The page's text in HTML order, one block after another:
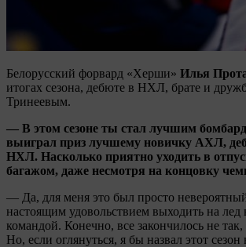
Белорусский форвард «Херши» Илья
итогах сезона, дебюте в НХЛ, брате и
Тринеевым.
— В этом сезоне ты стал лучшим
выиграл приз лучшему новичку АХЛ,
НХЛ. Насколько приятно уходить в
багажом, даже несмотря на концовку
— Да, для меня это был просто
настоящим удовольствием выходить на лед
командой. Конечно, все закончилось не
Но, если оглянуться, я бы назвал этот